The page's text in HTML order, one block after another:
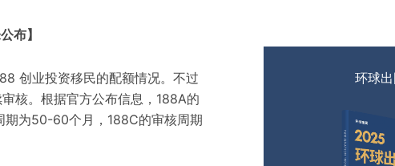
布】
创业投资移民的配额情况。不过
核。根据官方公布信息，188A的
期为50-60个月，188C的审核周期
环球